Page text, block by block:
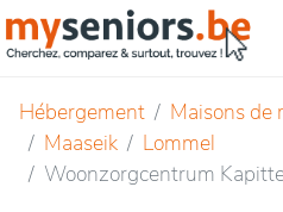
Hébergement Maisons de
Maaseik
Lommel
Woonzorgcentrum